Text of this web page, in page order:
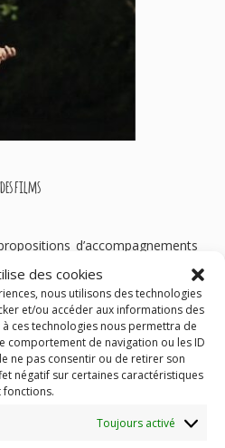
des cookies
nous utilisons des technologies
et/ou accéder aux informations des
ces technologies nous permettra de
comportement de navigation ou les ID
ne pas consentir ou de retirer son
négatif sur certaines caractéristiques
fonctions.
Toujours activé
films
d’accompagnements
accompagner les films,
dans sa salle